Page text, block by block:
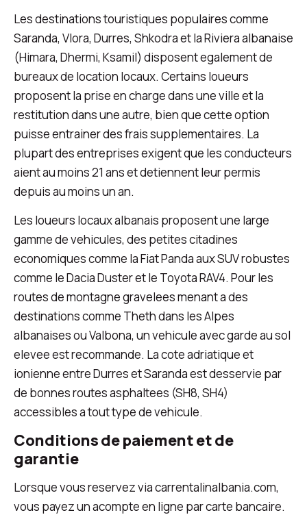
Les destinations touristiques populaires comme
Saranda, Vlora, Durres, Shkodra et la Riviera albanaise
(Himara, Dhermi, Ksamil) disposent egalement de
bureaux de location locaux. Certains loueurs
proposent la prise en charge dans une ville et la
restitution dans une autre, bien que cette option
puisse entrainer des frais supplementaires. La
plupart des entreprises exigent que les conducteurs
aient au moins 21 ans et detiennent leur permis
depuis au moins un an.
Les loueurs locaux albanais proposent une large
gamme de vehicules, des petites citadines
economiques comme la Fiat Panda aux SUV robustes
comme le Dacia Duster et le Toyota RAV4. Pour les
routes de montagne gravelees menant a des
destinations comme Theth dans les Alpes
albanaises ou Valbona, un vehicule avec garde au sol
elevee est recommande. La cote adriatique et
ionienne entre Durres et Saranda est desservie par
de bonnes routes asphaltees (SH8, SH4)
accessibles a tout type de vehicule.
Conditions de paiement et de
garantie
Lorsque vous reservez via carrentalinalbania.com,
vous payez un acompte en ligne par carte bancaire.